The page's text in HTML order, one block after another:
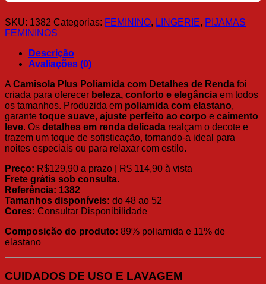
SKU: 1382 Categorias: FEMININO, LINGERIE, PIJAMAS
FEMININOS
Descrição
Avaliações (0)
A Camisola Plus Poliamida com Detalhes de Renda foi
criada para oferecer beleza, conforto e elegância em todos
os tamanhos. Produzida em poliamida com elastano,
garante toque suave, ajuste perfeito ao corpo e caimento
leve. Os detalhes em renda delicada realçam o decote e
trazem um toque de sofisticação, tornando-a ideal para
noites especiais ou para relaxar com estilo.
Preço: R$129,90 a prazo | R$ 114,90 à vista
Frete grátis sob consulta.
Referência: 1382
Tamanhos disponíveis: do 48 ao 52
Cores: Consultar Disponibilidade
Composição do produto: 89% poliamida e 11% de
elastano
CUIDADOS DE USO E LAVAGEM